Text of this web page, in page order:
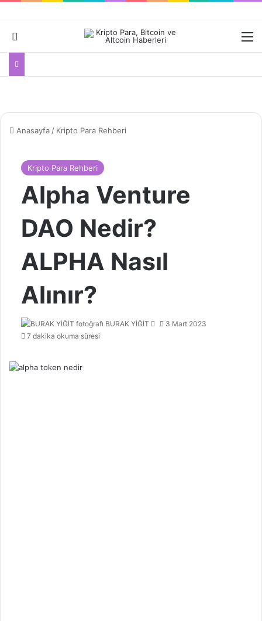
Dış görünümü değiştir
Anasayfa / Kripto Para Rehberi
Kripto Para Rehberi
Alpha Venture
DAO Nedir?
ALPHA Nasıl
Alınır?
BURAK YİĞİT
Bir 3 Mart 2023
7 dakika okuma süresi